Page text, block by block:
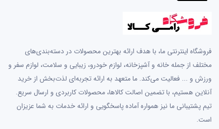
فروشگاه اینترنتی ما، با هدف ارائه بهترین محصولات در دسته‌بندی‌های
مختلف از جمله خانه و آشپزخانه، لوازم خودرو، زیبایی و سلامت، لوازم سفر و
ورزش و ... فعالیت می‌کند. ما متعهد به ارائه تجربه‌ای لذت‌بخش از خرید
آنلاین هستیم، با تضمین اصالت کالاها، محصولات کاربردی و ارسال سریع.
تیم پشتیبانی ما نیز همواره آماده پاسخگویی و ارائه خدمات به شما عزیزان
است.